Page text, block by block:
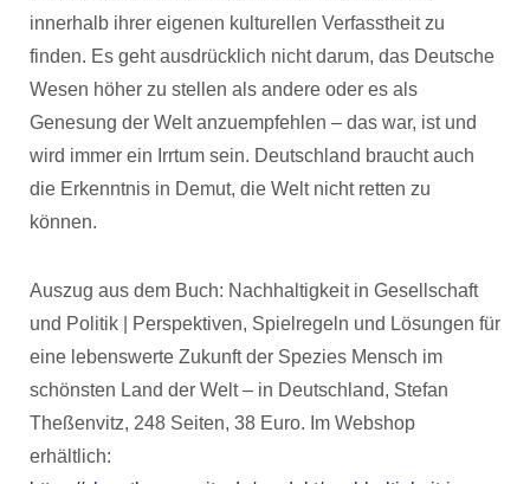
innerhalb ihrer eigenen kulturellen Verfasstheit zu
finden. Es geht ausdrücklich nicht darum, das Deutsche
Wesen höher zu stellen als andere oder es als
Genesung der Welt anzuempfehlen – das war, ist und
wird immer ein Irrtum sein. Deutschland braucht auch
die Erkenntnis in Demut, die Welt nicht retten zu
können.
Auszug aus dem Buch: Nachhaltigkeit in Gesellschaft
und Politik | Perspektiven, Spielregeln und Lösungen für
eine lebenswerte Zukunft der Spezies Mensch im
schönsten Land der Welt – in Deutschland, Stefan
Theßenvitz, 248 Seiten, 38 Euro. Im Webshop
erhältlich: